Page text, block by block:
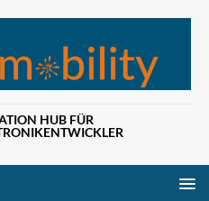
HUB FÜR